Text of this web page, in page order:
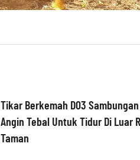
Tikar Berkemah D03
Angin Tebal Untuk Tidur Di Luar
Taman